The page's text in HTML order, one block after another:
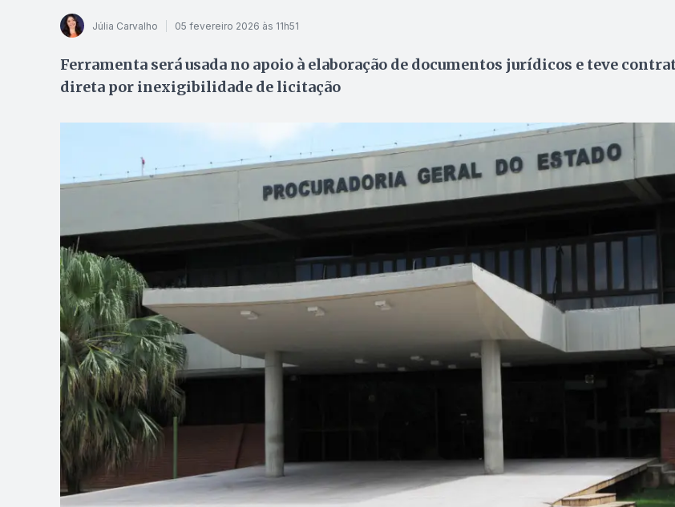
Júlia Carvalho 05 fevereiro 2026 às 11h51
Ferramenta será usada no apoio à elaboração de documentos jurídicos e teve
direta por inexigibilidade de licitação